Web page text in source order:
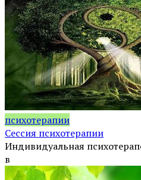
психотерапии
Сессия психотерапии
Индивидуальная
в